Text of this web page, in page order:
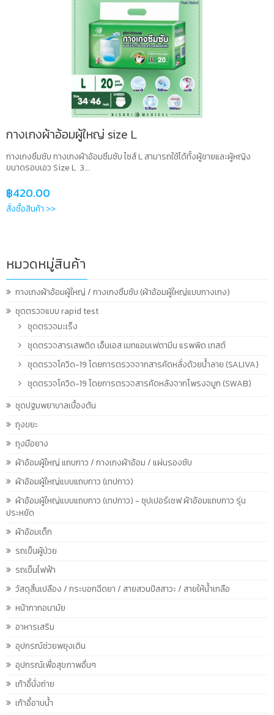
กางเกงผ้าอ้อมผู้ใหญ่ size L
กางเกงซึมซับ กางเกงผ้าอ้อมซึมซับ ไซส์ L สามารถใช้ได้ทั้งผู้ชายและผู้หญิง
ขนาดรอบเอว Size L 3...
฿420.00
สั่งซื้อสินค้า >>
หมวดหมู่สินค้า
กางเกงผ้าอ้อมผู้ใหญ่ / กางเกงซึมซับ (ผ้าอ้อมผู้ใหญ่แบบกางเกง)
ชุดตรวจแบบ rapid test
ชุดตรวจมะเร็ง
ชุดตรวจสารเสพติด เอ็นเอส เมทแอมเฟตามีน แรพพิด เทสต์
ชุดตรวจโควิด-19 โดยการตรวจจากสารคัดหลั่งด้วยน้ำลาย (SALIVA)
ชุดตรวจโควิด-19 โดยการตรวจสารคัดหลังจากโพรงจมูก (SWAB)
ชุดปฐมพยาบาลเบื้องต้น
ถุงขยะ
ถุงมือยาง
ผ้าอ้อมผู้ใหญ่ แถบกาว / กางเกงผ้าอ้อม / แผ่นรองซับ
ผ้าอ้อมผู้ใหญ่แบบแถบกาว (เทปกาว)
ผ้าอ้อมผู้ใหญ่แบบแถบกาว (เทปกาว) - ซุปเปอร์เซฟ ผ้าอ้อมแถบกาว รุ่น
ประหยัด
ผ้าอ้อมเด็ก
รถเข็นผู้ป่วย
รถเข็นไฟฟ้า
วัสดุสิ้นเปลือง / กระบอกฉีดยา / สายสวนปัสสาวะ / สายให้น้ำเกลือ
หน้ากากอนามัย
อาหารเสริม
อุปกรณ์ช่วยพยุงเดิน
อุปกรณ์เพื่อสุขภาพอื่นๆ
เก้าอี้นั่งถ่าย
เก้าอี้อาบน้ำ